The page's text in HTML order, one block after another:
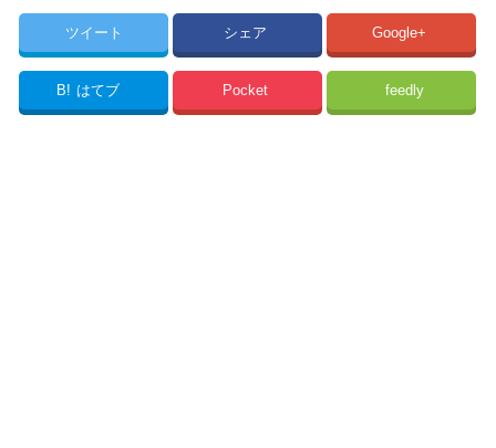
ツイート シェア Google+
B! はてブ Pocket feedly